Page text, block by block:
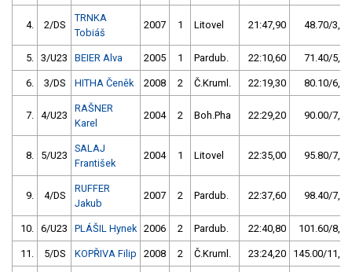
4. 2/DS
TRNKA
Tobiáš
2007 1 Litovel 21:47,90 48.70/3,9
5. 3/U23 BEIER Alva 2005 1 Pardub. 22:10,60 71.40/5,7
6. 3/DS HITHA Čeněk 2008 2 Č.Kruml. 22:19,30 80.10/6,4
7. 4/U23
RAŠNER
Karel
2004 2 Boh.Pha 22:29,20 90.00/7,1
8. 5/U23
SALAJ
František
2004 1 Litovel 22:35,00 95.80/7,6
9. 4/DS
RUFFER
Jakub
2007 2 Pardub. 22:37,60 98.40/7,8
10. 6/U23 PLÁŠIL Hynek 2006 2 Pardub. 22:40,80 101.60/8,1
11. 5/DS KOPŘIVA Filip 2008 2 Č.Kruml. 23:24,20 145.00/11,5